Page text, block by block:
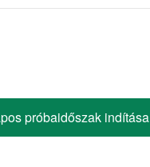
próbaidőszak indítása